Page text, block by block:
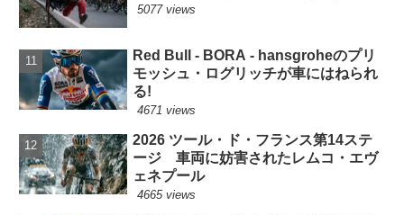
5077 views
Red Bull - BORA - hansgroheのプリ
モッシュ・ログリッチが車にはねられ
る!
4671 views
2026 ツール・ド・フランス第14ステ
ージ 車両に妨害されたレムコ・エヴ
ェネプール
4665 views